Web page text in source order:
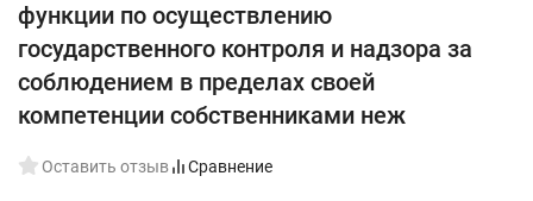
функции по осуществлению
государственного контроля и надзора за
соблюдением в пределах своей
компетенции собственниками неж
Оставить отзыв Сравнение